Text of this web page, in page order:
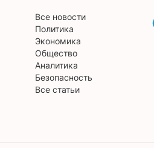
Все новости
Политика
Экономика
Общество
Аналитика
Безопасность
Все статьи